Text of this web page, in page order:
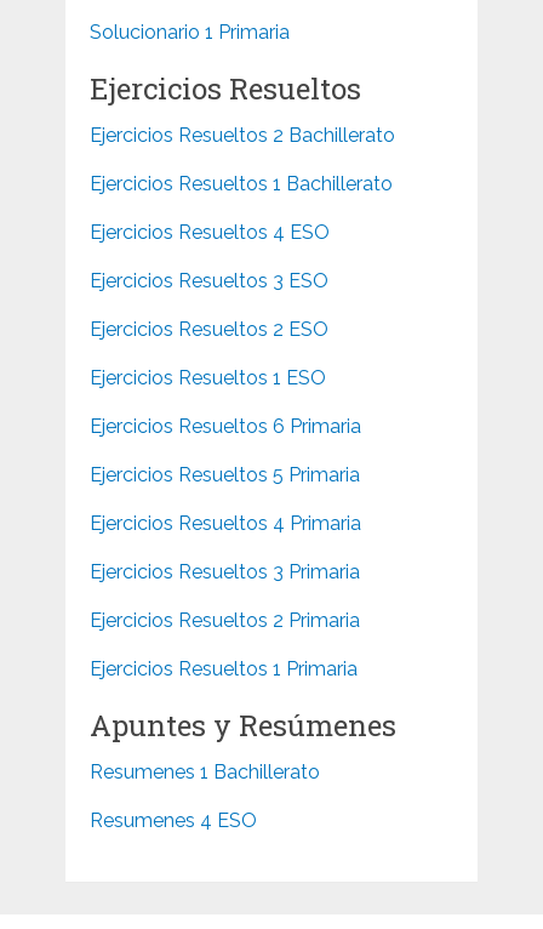
Solucionario 1 Primaria
Ejercicios Resueltos
Ejercicios Resueltos 2 Bachillerato
Ejercicios Resueltos 1 Bachillerato
Ejercicios Resueltos 4 ESO
Ejercicios Resueltos 3 ESO
Ejercicios Resueltos 2 ESO
Ejercicios Resueltos 1 ESO
Ejercicios Resueltos 6 Primaria
Ejercicios Resueltos 5 Primaria
Ejercicios Resueltos 4 Primaria
Ejercicios Resueltos 3 Primaria
Ejercicios Resueltos 2 Primaria
Ejercicios Resueltos 1 Primaria
Apuntes y Resúmenes
Resumenes 1 Bachillerato
Resumenes 4 ESO